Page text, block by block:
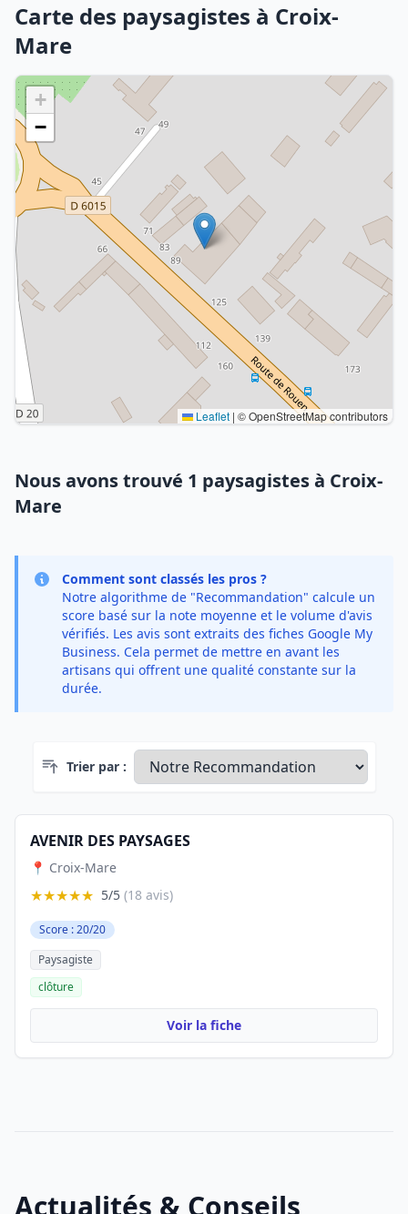
Carte des paysagistes à Croix-
Mare
+
−
Leaflet | © OpenStreetMap contributors
Nous avons trouvé 1 paysagistes à Croix-
Mare
Comment sont classés les pros ?
Notre algorithme de "Recommandation" calcule un
score basé sur la note moyenne et le volume d'avis
vérifiés. Les avis sont extraits des fiches Google My
Business. Cela permet de mettre en avant les
artisans qui offrent une qualité constante sur la
durée.
Trier par :
AVENIR DES PAYSAGES
📍 Croix-Mare
★★★★★ 5/5 (18 avis)
Score : 20/20
Paysagiste
clôture
Voir la fiche
Actualités & Conseils